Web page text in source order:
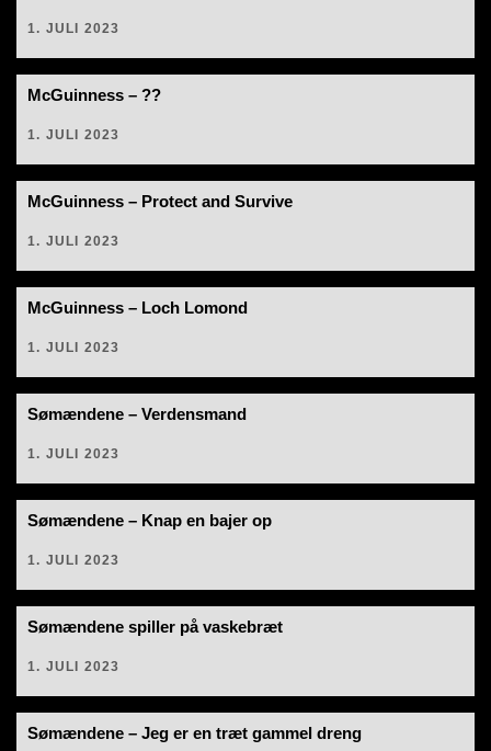
1. JULI 2023
McGuinness – ??
1. JULI 2023
McGuinness – Protect and Survive
1. JULI 2023
McGuinness – Loch Lomond
1. JULI 2023
Sømændene – Verdensmand
1. JULI 2023
Sømændene – Knap en bajer op
1. JULI 2023
Sømændene spiller på vaskebræt
1. JULI 2023
Sømændene – Jeg er en træt gammel dreng